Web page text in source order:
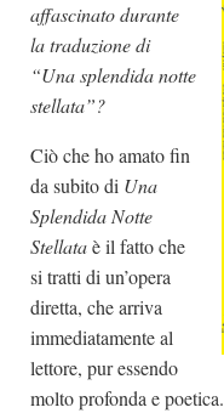
affascinato durante
la traduzione di
“Una splendida notte
stellata”?
Ciò che ho amato fin
da subito di Una
Splendida Notte
Stellataè il fatto che
si tratti di un’opera
diretta, che arriva
immediatamente al
lettore, pur essendo
molto profonda e poetica.